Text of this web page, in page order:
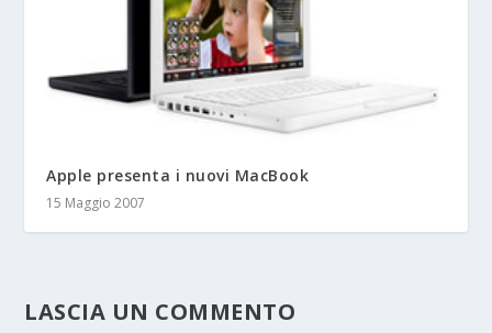
Apple presenta i nuovi MacBook
15 Maggio 2007
LASCIA UN COMMENTO